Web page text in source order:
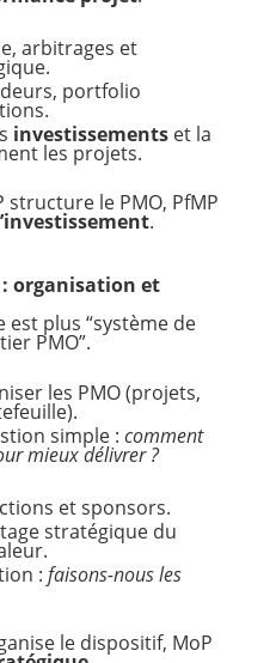
arbitrages et
portfolio
investissementset la
les projets.
structure le PMO, PfMP
.
: organisation et
est plus “système de
PMO”.
les PMO (projets,
simple : comment
mieux délivrer ?
et sponsors.
stratégique du
: faisons-nous les
le dispositif, MoP